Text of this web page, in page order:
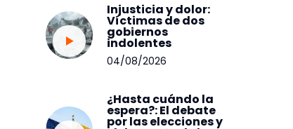
Injusticia y dolor:
Víctimas de dos
gobiernos
indolentes
04/08/2026
¿Hasta cuándo la
espera?: El debate
por las elecciones y